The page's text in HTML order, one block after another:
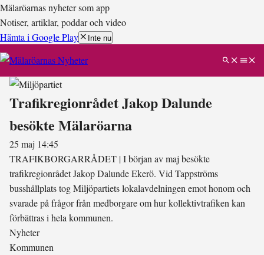
Mälaröarnas nyheter som app
Notiser, artiklar, poddar och video
Hämta i Google Play
Inte nu
Trafikregionrådet Jakop Dalunde
besökte Mälaröarna
25 maj 14:45
TRAFIKBORGARRÅDET |I början av maj besökte
trafikregionrådet Jakop Dalunde Ekerö. Vid Tappströms
busshållplats tog Miljöpartiets lokalavdelningen emot honom och
svarade på frågor från medborgare om hur kollektivtrafiken kan
förbättras i hela kommunen.
Nyheter
Kommunen